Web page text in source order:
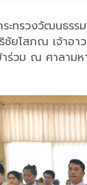
ทรวงวัฒนธร
โสภณ เจ้าอ
าร่วม ณ ศาลาม